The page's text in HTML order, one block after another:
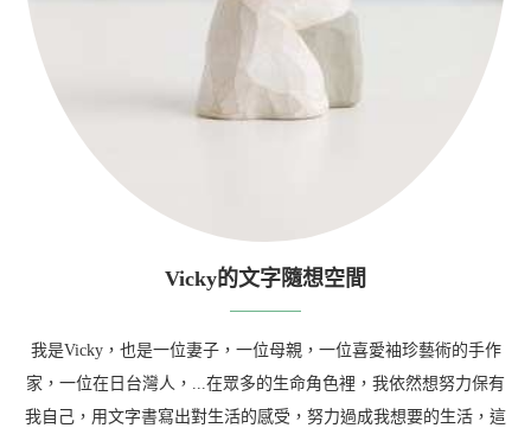
Vicky的文字隨想空間
我是Vicky，也是一位妻子，一位母親，一位喜愛袖珍藝術的手作
家，一位在日台灣人，...在眾多的生命角色裡，我依然想努力保有
我自己，用文字書寫出對生活的感受，努力過成我想要的生活，這